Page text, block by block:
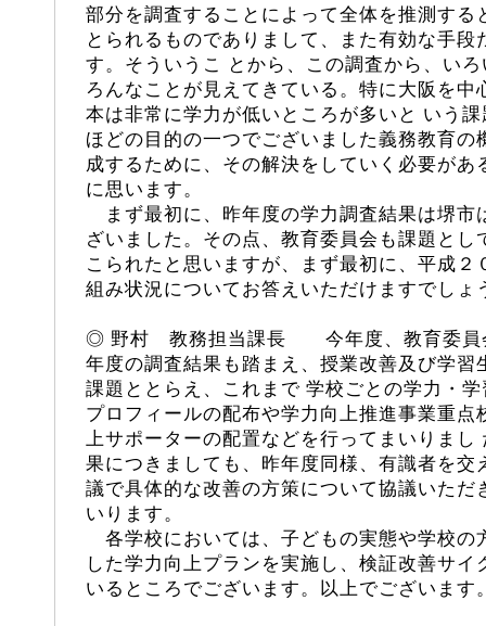
部分を調査することによって全体を推測する
とられるものでありまして、また有効な手段
す。そういうこ とから、この調査から、い
ろんなことが見えてきている。特に大阪を中
本は非常に学力が低いところが多いと いう
ほどの目的の一つでございました義務教育の
成するために、その解決をしていく必要があ
に思います。
まず最初に、昨年度の学力調査結果は堺市
ざいました。その点、教育委員会も課題とし
こられたと思いますが、まず最初に、平成２
組み状況についてお答えいただけますでしょ
◎ 野村 教務担当課長 今年度、教育委員
年度の調査結果も踏まえ、授業改善及び学習
課題ととらえ、これまで 学校ごとの学力・
プロフィールの配布や学力向上推進事業重点
上サポーターの配置などを行ってまいりまし
果につきましても、昨年度同様、有識者を交
議で具体的な改善の方策について協議いただ
いります。
各学校においては、子どもの実態や学校の
した学力向上プランを実施し、検証改善サイ
いるところでございます。以上でございます